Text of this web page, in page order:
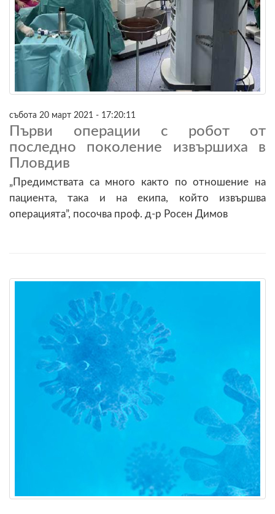
събота 20 март 2021 - 17:20:11
Първи операции с робот от
последно поколение извършиха в
Пловдив
„Предимствата са много както по отношение на
пациента, така и на екипа, който извършва
операцията”, посочва проф. д-р Росен Димов